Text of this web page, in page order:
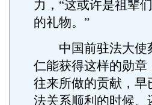
力，“这或许是祖辈
的礼物。”
中国前驻法大使
仁能获得这样的勋
往来所做的贡献，
法关系顺利的时候